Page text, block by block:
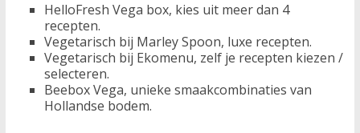
HelloFresh Vega box, kies uit meer dan 4
recepten.
Vegetarisch bij Marley Spoon, luxe recepten.
Vegetarisch bij Ekomenu, zelf je recepten kiezen /
selecteren.
Beebox Vega, unieke smaakcombinaties van
Hollandse bodem.